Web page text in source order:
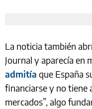
La noticia también
Journal y aparecía en
admitía que España
financiarse y no tiene
mercados”, algo